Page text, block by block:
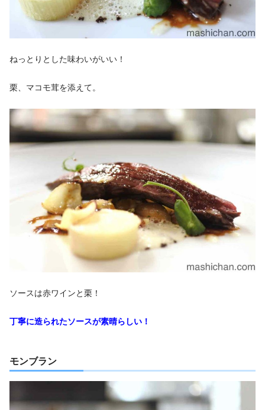
ねっとりとした味わいがいい！
栗、マコモ茸を添えて。
ソースは赤ワインと栗！
丁寧に造られたソースが素晴らしい！
モンブラン